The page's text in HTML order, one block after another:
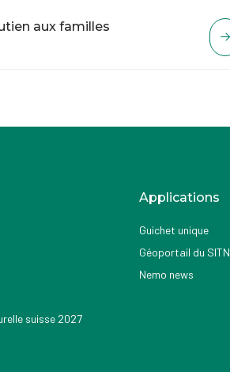
aux familles
suisse 2027
Applications
Guichet unique
Géoportail du SITN
Nemo news